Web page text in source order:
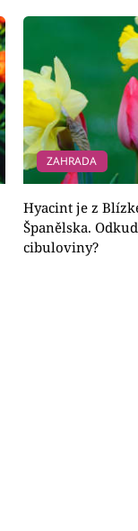
ZAHRADA
Hyacint je z
Španělska.
cibuloviny?